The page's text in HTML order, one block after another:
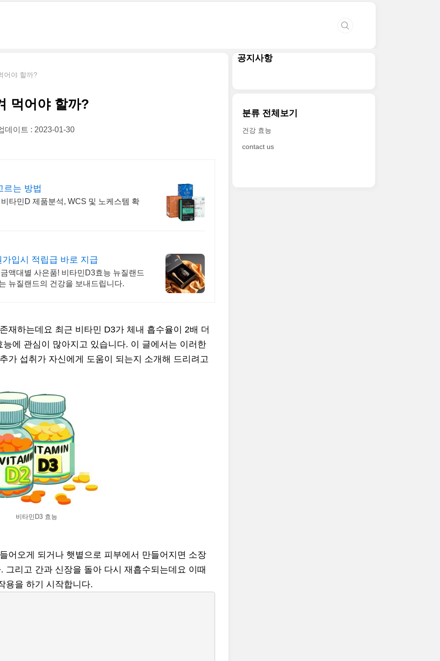
어야 할까?
먹어야 할까?
데이트 : 2023-01-30
르는 방법
타민D 제품분석, WCS 및 노케스템 확
입시 적립급 바로 지급
액대별 사은품! 비타민D3효능 뉴질랜드
뉴질랜드의 건강을 보내드립니다.
재하는데요 최근 비타민 D3가 체내 흡수율이 2배 더
에 관심이 많아지고 있습니다. 이 글에서는 이러한
가 섭취가 자신에게 도움이 되는지 소개해 드리려고
비타민D3 효능
어오게 되거나 햇볕으로 피부에서 만들어지면 소장
리고 간과 신장을 돌아 다시 재흡수되는데요 이때
용을 하기 시작합니다.
공지사항
분류 전체보기
건강 효능
contact us